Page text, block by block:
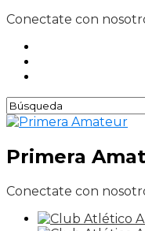
Conectate con
Primera
Conectate con